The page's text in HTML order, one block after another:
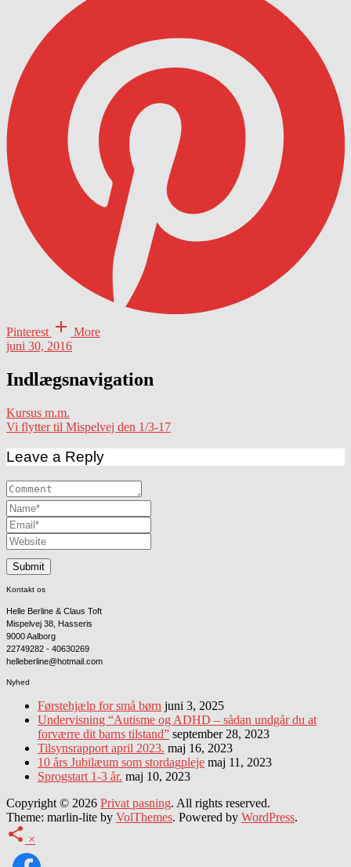
Pinterest
More
juni 30, 2016
Indlægsnavigation
Kursus m.m.
Vi flytter til Mispelvej den 1/3-17
Leave a Reply
Kontakt os
Helle Berline & Claus Toft
Mispelvej 38, Hasseris
9000 Aalborg
22749282 - 40630269
helleberline@hotmail.com
Nyhed
Førstehjælp for små børn juni 3, 2025
Undervisning “Autisme og ADHD – sådan undgår du at
forværre dit barns tilstand” september 28, 2023
Tilsynsrapport april 2023. maj 16, 2023
10 års Jubilæum som stordagpleje maj 11, 2023
Sprogstart 1-3 år. maj 10, 2023
Copyright © 2026 Privat pasning. All rights reserved.
Theme: marlin-lite by VolThemes. Powered by WordPress.
×